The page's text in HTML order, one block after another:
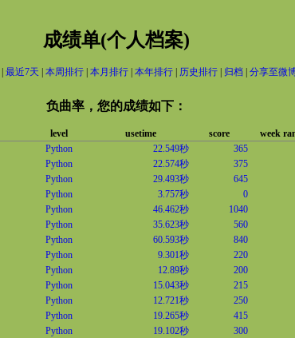
成绩单(个人档案)
最近7天 本周排行 本月排行 本年排行 历史排行 归档 分享至微
负曲率，您的成绩如下：
level usetime score
week
Python 22.549秒
365
Python 22.574秒
375
Python 29.493秒
645
Python 3.757秒
0
Python 46.462秒
1040
Python 35.623秒
560
Python 60.593秒
840
Python 9.301秒
220
Python 12.89秒
200
Python 15.043秒
215
Python 12.721秒
250
Python 19.265秒
415
Python 19.102秒
300